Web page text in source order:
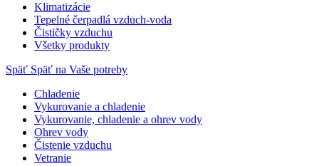
Klimatizácie
Tepelné čerpadlá vzduch-voda
Čističky vzduchu
Všetky produkty
Späť Späť na Vaše potreby
Chladenie
Vykurovanie a chladenie
Vykurovanie, chladenie a ohrev vody
Ohrev vody
Čistenie vzduchu
Vetranie